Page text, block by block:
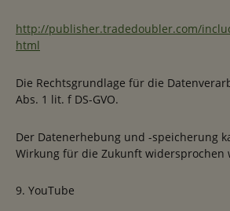
http://publisher.tradedoubler.com/
html
Die Rechtsgrundlage für die
Abs. 1 lit. f DS-GVO.
Der Datenerhebung und -speicherung
Wirkung für die Zukunft widersprochen
9. YouTube